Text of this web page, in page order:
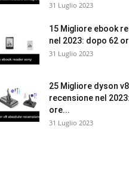
31 Luglio 2023
15 Migliore ebook
nel 2023: dopo 62
31 Luglio 2023
25 Migliore dyson
recensione nel
ore...
31 Luglio 2023